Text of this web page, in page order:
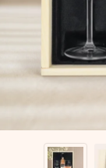
Créez quelque
son prénom,
Sans